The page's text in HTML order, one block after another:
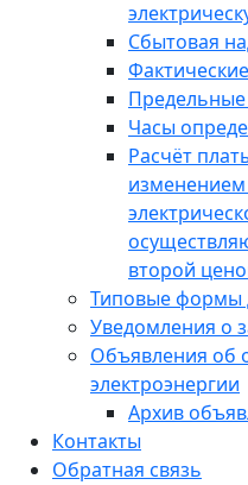
Сбытовая
Часы
Расчёт
второй
Типовые формы
Уведомления о
Объявления об
электроэнергии
Архив
Контакты
Обратная связь